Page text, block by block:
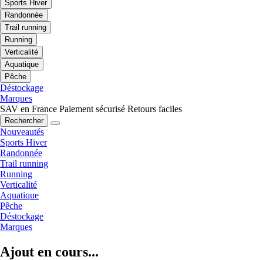
Sports Hiver
Randonnée
Trail running
Running
Verticalité
Aquatique
Pêche
Déstockage
Marques
SAV en France Paiement sécurisé Retours faciles
Rechercher
Nouveautés
Sports Hiver
Randonnée
Trail running
Running
Verticalité
Aquatique
Pêche
Déstockage
Marques
Ajout en cours...